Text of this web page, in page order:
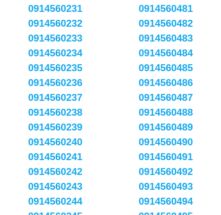
0914560231
0914560232
0914560233
0914560234
0914560235
0914560236
0914560237
0914560238
0914560239
0914560240
0914560241
0914560242
0914560243
0914560244
0914560481
0914560482
0914560483
0914560484
0914560485
0914560486
0914560487
0914560488
0914560489
0914560490
0914560491
0914560492
0914560493
0914560494